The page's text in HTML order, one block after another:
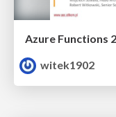
witek1902